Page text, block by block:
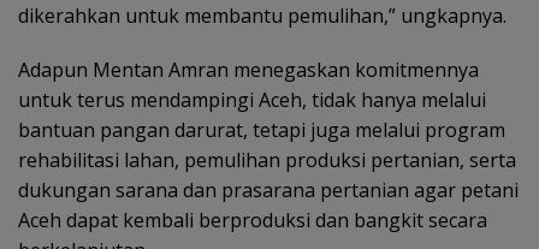
dikerahkan untuk membantu pemulihan,” ungkapnya.
Adapun Mentan Amran menegaskan komitmennya
untuk terus mendampingi Aceh, tidak hanya melalui
bantuan pangan darurat, tetapi juga melalui program
rehabilitasi lahan, pemulihan produksi pertanian, serta
dukungan sarana dan prasarana pertanian agar petani
Aceh dapat kembali berproduksi dan bangkit secara